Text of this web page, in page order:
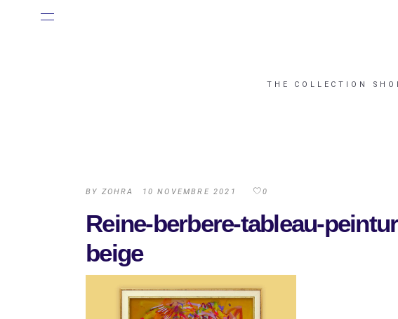
THE COLLECTION
BY ZOHRA 10 NOVEMBRE 2021 0
Reine-berbere-tableau-
beige